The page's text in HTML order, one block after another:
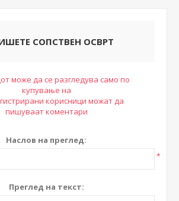
СОПСТВЕН ОСВРТ
може да се разгледува само по
купување на
корисници можат да
пишуваат коментари
Наслов на преглед:
*
Преглед на текст: